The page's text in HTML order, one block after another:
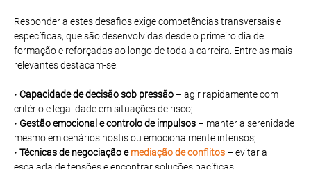
Responder a estes desafios exige competências transversais e
específicas, que são desenvolvidas desde o primeiro dia de
formação e reforçadas ao longo de toda a carreira. Entre as mais
relevantes destacam-se:
• Capacidade de decisão sob pressão – agir rapidamente com
critério e legalidade em situações de risco;
• Gestão emocional e controlo de impulsos – manter a serenidade
mesmo em cenários hostis ou emocionalmente intensos;
• Técnicas de negociação emediação de conflitos – evitar a